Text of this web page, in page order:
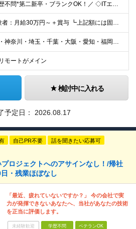
＼学歴不問*第二新卒・ブランクOK！／ ◇ITエンジニアとして、1年以上の経験をお持ちの方 ※分野、プロジェクト規模は問いません。 ※未経験の方も意欲があればご応募いただけますが、条件面は異なる場合
■経験者：月給30万円～＋賞与 ┗上記額には固定残業代（30時間分／5万7263円～）を含む。超過分は別途支給。 ■未経験者：月給21万円～ ┗残業代は別途支給。 ※試用期間6ヶ月（期間中の給与・待
東京・神奈川・埼玉・千葉・大阪・愛知・福岡を中心に、全国のクライアント案件にて募集。 案件はすべて選択制なので、「自分に合った働き方」を実現できます。 なお、経験を積むことでご紹介できる案件の幅も広が
モートがメイン
検討中に入れる
予定日： 2026.08.17
自己PR不要 話を聞きたい応募可
ロジェクトへのアサインなし！/帰社
・残業ほぼなし
「最近、疲れていないですか？」 今の会社で実
力が発揮できないあなたへ、当社があなたの技術
を正当に評価します。
未経験歓迎 学歴不問 ベテランOK